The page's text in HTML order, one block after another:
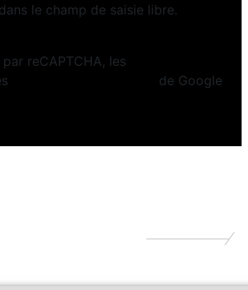
le champ de saisie libre.
reCAPTCHA, les
de Google